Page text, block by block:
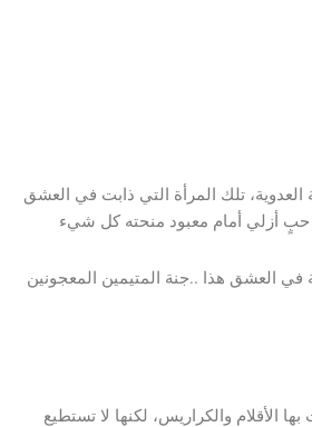
تلك المرأة التي ذابت في العشق
في العشق هذا ..جنة المتيمين المعجونين
الأقلام والكراريس، لكنها لا تستطيع